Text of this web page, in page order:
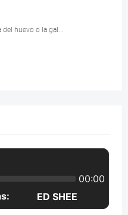
del huevo o la gal...